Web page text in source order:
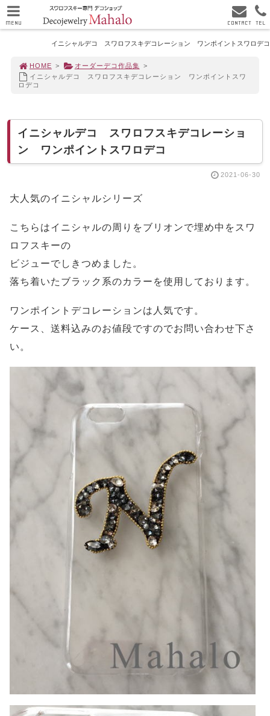
イニシャルデコ スワロフスキデコレーション ワンポイントスワロデコ
HOME > オーダーデコ作品集 >
イニシャルデコ スワロフスキデコレーション ワンポイントスワ
ロデコ
イニシャルデコ スワロフスキデコレーショ
ン ワンポイントスワロデコ
2021-06-30
大人気のイニシャルシリーズ
こちらはイニシャルの周りをブリオンで埋め中をスワ
ロフスキーの
ビジューでしきつめました。
落ち着いたブラック系のカラーを使用しております。
ワンポイントデコレーションは人気です。
ケース、送料込みのお値段ですのでお問い合わせ下さ
い。
MENU TEL
CONTACT